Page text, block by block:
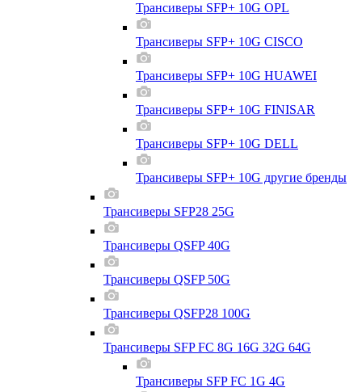
Трансиверы SFP+ 10G OPL
Трансиверы SFP+ 10G CISCO
Трансиверы SFP+ 10G HUAWEI
Трансиверы SFP+ 10G FINISAR
Трансиверы SFP+ 10G DELL
Трансиверы SFP+ 10G другие бренды
Трансиверы SFP28 25G
Трансиверы QSFP 40G
Трансиверы QSFP 50G
Трансиверы QSFP28 100G
Трансиверы SFP FC 8G 16G 32G 64G
Трансиверы SFP FC 1G 4G